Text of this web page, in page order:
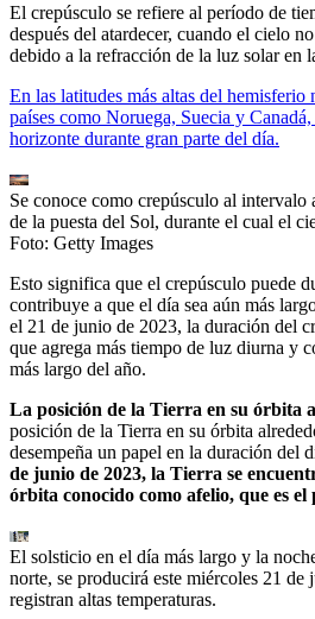
El crepúsculo se refiere al período de
después del atardecer, cuando el cielo
debido a la refracción de la luz solar en
En las latitudes más altas del hemisferio
países como Noruega, Suecia y
horizonte durante gran parte del día.
Se conoce como crepúsculo al intervalo
de la puesta del Sol, durante el cual el
Foto: Getty Images
Esto significa que el crepúsculo puede
contribuye a que el día sea aún más
el 21 de junio de 2023, la duración del
que agrega más tiempo de luz diurna y
más largo del año.
La posición de la Tierra en su órbita
posición de la Tierra en su órbita
desempeña un papel en la duración del
de junio de 2023, la Tierra se
órbita conocido como afelio, que es
El solsticio en el día más largo y la
norte, se producirá este miércoles 21 de
registran altas temperaturas.